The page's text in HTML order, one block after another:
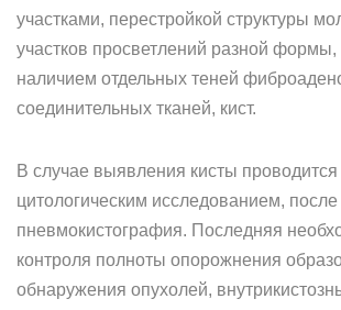
участками, перестройкой структуры
участков просветлений разной
наличием отдельных теней
соединительных тканей, кист.
В случае выявления кисты проводится
цитологическим исследованием, после
пневмокистография. Последняя
контроля полноты опорожнения
обнаружения опухолей,